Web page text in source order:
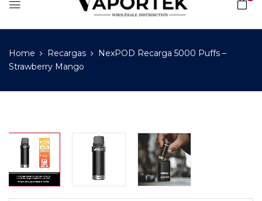
Home Recargas
NexPOD Recarga 5000 Puffs –
Strawberry Mango